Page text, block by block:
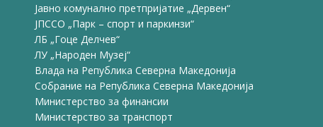
Јавно комунално претпријатие „Дервен“
ЈПССО „Парк – спорт и паркинзи“
ЛБ „Гоце Делчев“
ЛУ „Народен Музеј“
Влада на Република Северна Македонија
Собрание на Република Северна Македонија
Министерство за финансии
Министерство за транспорт